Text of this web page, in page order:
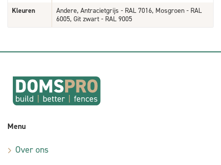
Kleuren
Andere, Antracietgrijs - RAL 7016, Mosgroen - RAL
6005, Git zwart - RAL 9005
Menu
Over ons